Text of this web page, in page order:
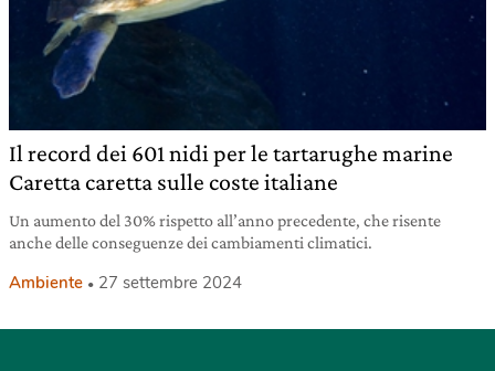
Il record dei 601 nidi per le tartarughe marine
Caretta caretta sulle coste italiane
Un aumento del 30% rispetto all’anno precedente, che risente
anche delle conseguenze dei cambiamenti climatici.
Ambiente 27 settembre 2024